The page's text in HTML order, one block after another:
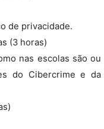
de privacidade.
(3 horas)
nas escolas são ou
do Cibercrime e da